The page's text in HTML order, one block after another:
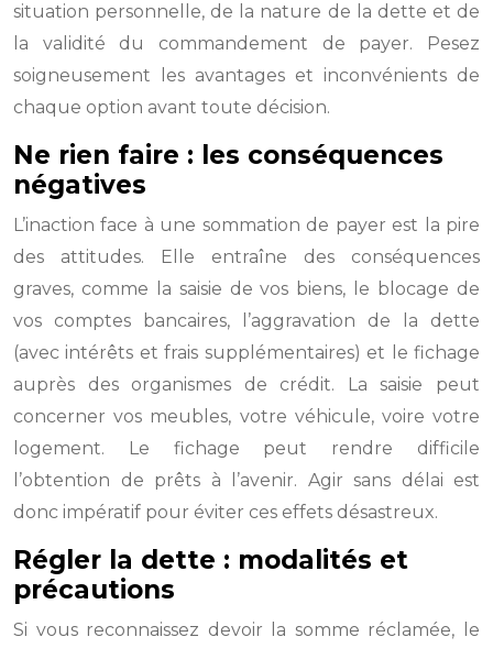
situation personnelle, de la nature de la dette et de
la validité du commandement de payer. Pesez
soigneusement les avantages et inconvénients de
chaque option avant toute décision.
Ne rien faire : les conséquences
négatives
L’inaction face à une sommation de payer est la pire
des attitudes. Elle entraîne des conséquences
graves, comme la saisie de vos biens, le blocage de
vos comptes bancaires, l’aggravation de la dette
(avec intérêts et frais supplémentaires) et le fichage
auprès des organismes de crédit. La saisie peut
concerner vos meubles, votre véhicule, voire votre
logement. Le fichage peut rendre difficile
l’obtention de prêts à l’avenir. Agir sans délai est
donc impératif pour éviter ces effets désastreux.
Régler la dette : modalités et
précautions
Si vous reconnaissez devoir la somme réclamée, le